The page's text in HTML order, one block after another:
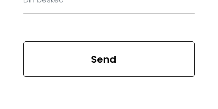
Send